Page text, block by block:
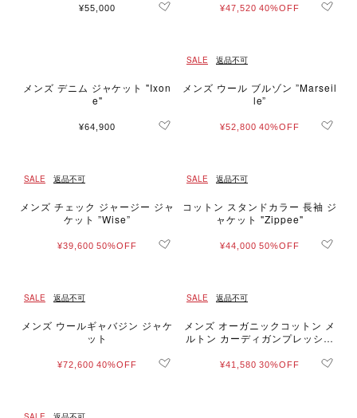
¥55,000 ¥47,520 40%OFF
メンズ デニム ジャケット "Ixon
e"
¥64,900
SALE 返品不可
メンズ ウール ブルゾン ”Marseil
le”
¥52,800 40%OFF
SALE 返品不可
メンズ チェック ジャージー ジャ
ケット ”Wise”
¥39,600 50%OFF
SALE 返品不可
コットン スタンドカラー 長袖 ジ
ャケット "Zippee"
¥44,000 50%OFF
SALE 返品不可
メンズ ウールギャバジン ジャケ
ット
¥72,600 40%OFF
SALE 返品不可
メンズ オーガニックコットン メ
ルトン カーディガンプレッショ
¥41,580 30%OFF